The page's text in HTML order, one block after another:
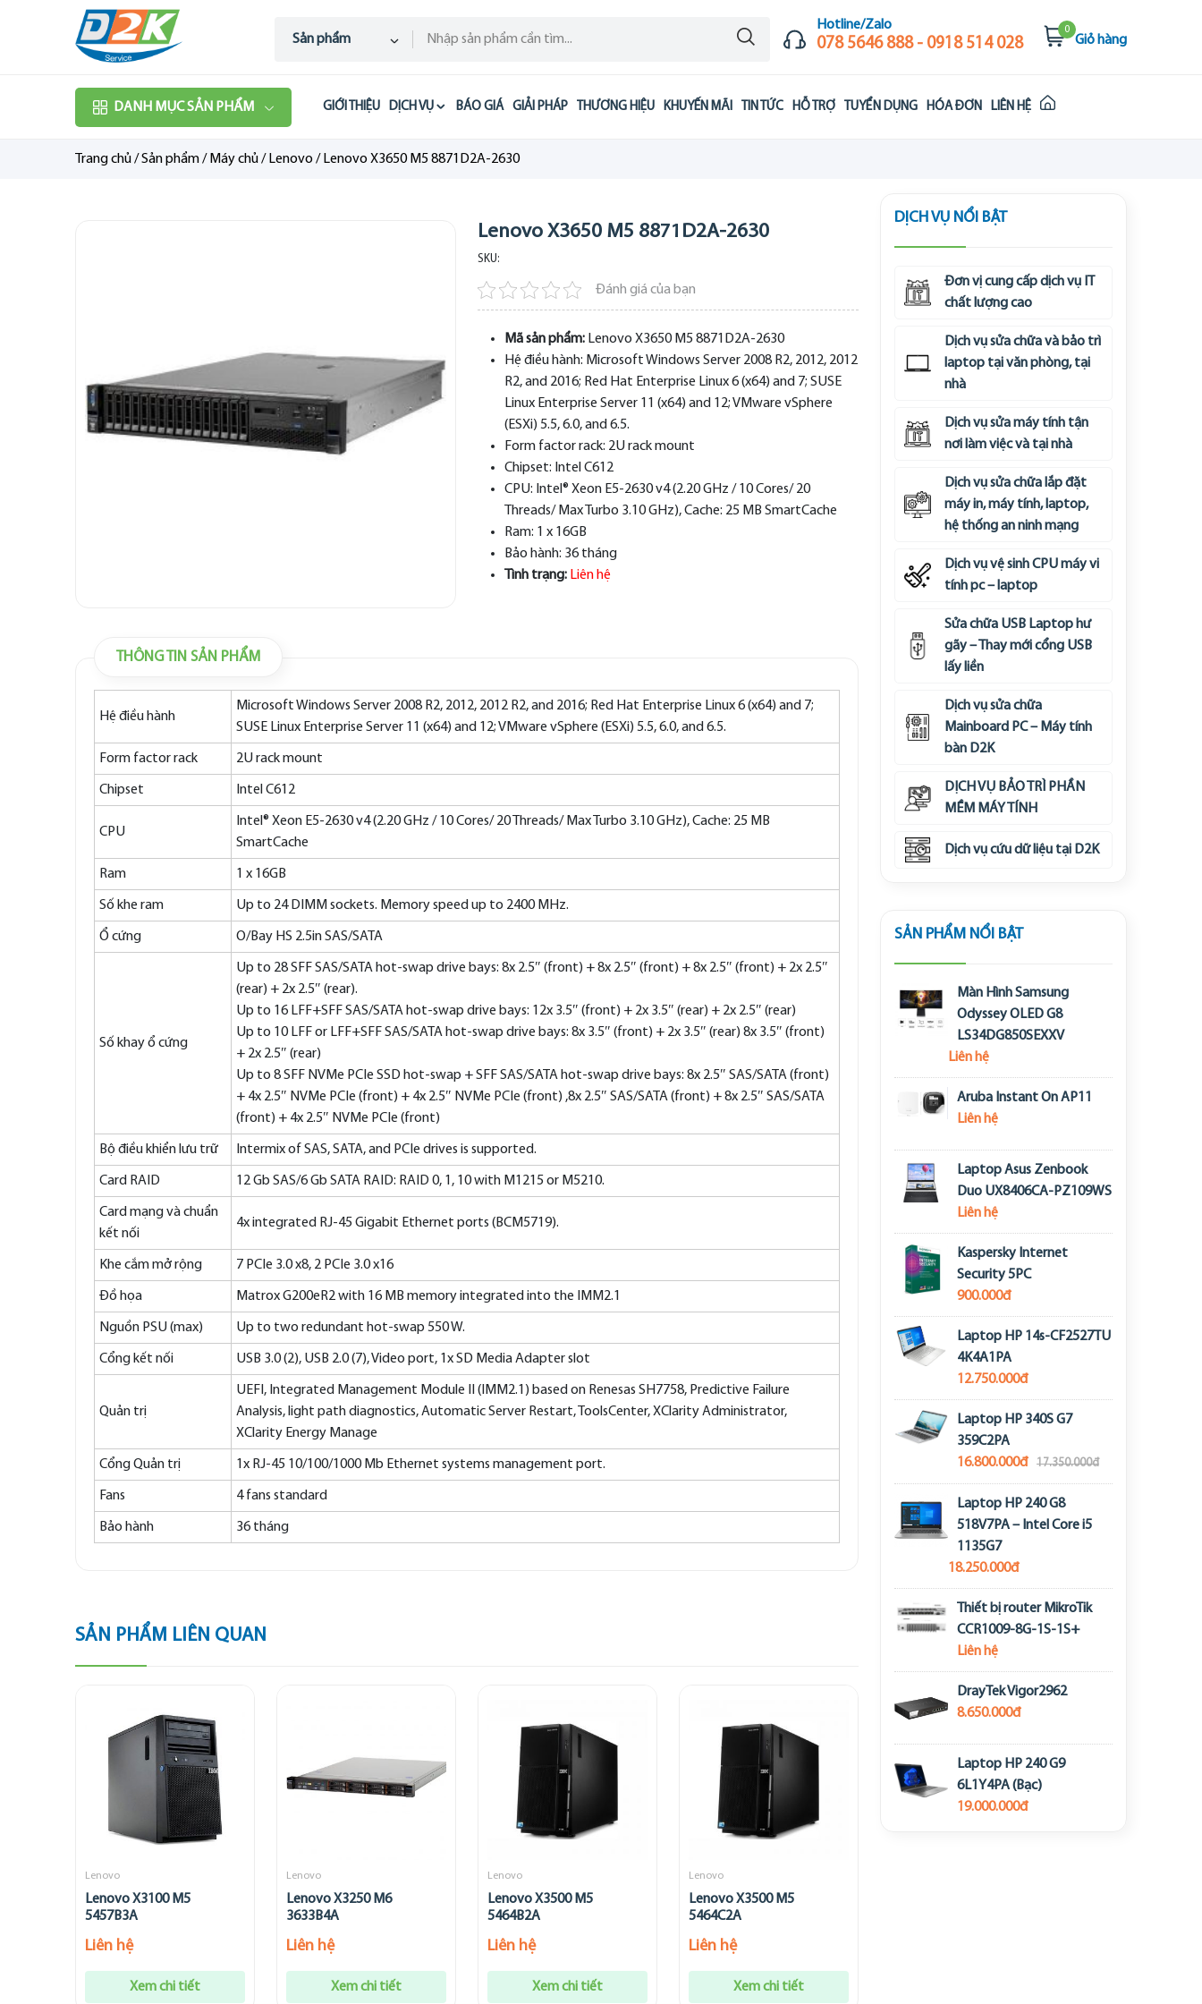
Sản phẩm
Hotline/Zalo
078 5646 888 - 0918 514 028
0
Giỏ hàng
DANH MỤC SẢN PHẨM GIỚI THIỆU DỊCH VỤ BÁO GIÁ GIẢI PHÁP THƯƠNG HIỆU KHUYẾN MÃI TIN TỨC HỖ TRỢ TUYỂN DỤNG HÓA ĐƠN LIÊN HỆ
Trang chủ/Sản phẩm/ Máy chủ/ Lenovo / Lenovo X3650 M5 8871D2A-2630
Lenovo X3650 M5 8871D2A-2630
SKU:
Đánh giá của bạn
Mã sản phẩm: Lenovo X3650 M5 8871D2A-2630
Hệ điều hành: Microsoft Windows Server 2008 R2, 2012, 2012
R2, and 2016; Red Hat Enterprise Linux 6 (x64) and 7; SUSE
Linux Enterprise Server 11 (x64) and 12; VMware vSphere
(ESXi) 5.5, 6.0, and 6.5.
Form factor rack: 2U rack mount
Chipset: Intel C612
CPU: Intel® Xeon E5-2630 v4 (2.20 GHz / 10 Cores/ 20
Threads/ Max Turbo 3.10 GHz), Cache: 25 MB SmartCache
Ram: 1 x 16GB
Bảo hành: 36 tháng
Tình trạng: Liên hệ
THÔNG TIN SẢN PHẨM
Hệ điều hành
Microsoft Windows Server 2008 R2, 2012, 2012 R2, and 2016; Red Hat Enterprise Linux 6 (x64) and 7;
SUSE Linux Enterprise Server 11 (x64) and 12; VMware vSphere (ESXi) 5.5, 6.0, and 6.5.
Form factor rack 2U rack mount
Chipset Intel C612
CPU
Intel® Xeon E5-2630 v4 (2.20 GHz / 10 Cores/ 20 Threads/ Max Turbo 3.10 GHz), Cache: 25 MB
SmartCache
Ram 1 x 16GB
Số khe ram Up to 24 DIMM sockets. Memory speed up to 2400 MHz.
Ổ cứng O/Bay HS 2.5in SAS/SATA
Số khay ổ cứng
Up to 28 SFF SAS/SATA hot-swap drive bays: 8x 2.5″ (front) + 8x 2.5″ (front) + 8x 2.5″ (front) + 2x 2.5″
(rear) + 2x 2.5″ (rear).
Up to 16 LFF+SFF SAS/SATA hot-swap drive bays: 12x 3.5″ (front) + 2x 3.5″ (rear) + 2x 2.5″ (rear)
Up to 10 LFF or LFF+SFF SAS/SATA hot-swap drive bays: 8x 3.5″ (front) + 2x 3.5″ (rear) 8x 3.5″ (front)
+ 2x 2.5″ (rear)
Up to 8 SFF NVMe PCIe SSD hot-swap + SFF SAS/SATA hot-swap drive bays: 8x 2.5″ SAS/SATA (front)
+ 4x 2.5″ NVMe PCIe (front) + 4x 2.5″ NVMe PCIe (front) ,8x 2.5″ SAS/SATA (front) + 8x 2.5″ SAS/SATA
(front) + 4x 2.5″ NVMe PCIe (front)
Bộ điều khiển lưu trữ Intermix of SAS, SATA, and PCIe drives is supported.
Card RAID 12 Gb SAS/6 Gb SATA RAID: RAID 0, 1, 10 with M1215 or M5210.
Card mạng và chuẩn
kết nối
4x integrated RJ-45 Gigabit Ethernet ports (BCM5719).
Khe cắm mở rộng 7 PCIe 3.0 x8, 2 PCIe 3.0 x16
Đồ họa Matrox G200eR2 with 16 MB memory integrated into the IMM2.1
Nguồn PSU (max) Up to two redundant hot-swap 550 W.
Cổng kết nối USB 3.0 (2), USB 2.0 (7), Video port, 1x SD Media Adapter slot
Quản trị
UEFI, Integrated Management Module II (IMM2.1) based on Renesas SH7758, Predictive Failure
Analysis, light path diagnostics, Automatic Server Restart, ToolsCenter, XClarity Administrator,
XClarity Energy Manage
Cổng Quản trị 1x RJ-45 10/100/1000 Mb Ethernet systems management port.
Fans 4 fans standard
Bảo hành 36 tháng
SẢN PHẨM LIÊN QUAN
Lenovo
Lenovo X3100 M5
5457B3A
Liên hệ
Xem chi tiết
Lenovo
Lenovo X3250 M6
3633B4A
Liên hệ
Xem chi tiết
Lenovo
Lenovo X3500 M5
5464B2A
Liên hệ
Xem chi tiết
Lenovo
Lenovo X3500 M5
5464C2A
Liên hệ
Xem chi tiết
DỊCH VỤ NỔI BẬT
Đơn vị cung cấp dịch vụ IT
chất lượng cao
Dịch vụ sửa chữa và bảo trì
laptop tại văn phòng, tại
nhà
Dịch vụ sửa máy tính tận
nơi làm việc và tại nhà
Dịch vụ sửa chữa lắp đặt
máy in, máy tính, laptop,
hệ thống an ninh mạng
Dịch vụ vệ sinh CPU máy vi
tính pc – laptop
Sửa chữa USB Laptop hư
gãy – Thay mới cổng USB
lấy liền
Dịch vụ sửa chữa
Mainboard PC – Máy tính
bàn D2K
DỊCH VỤ BẢO TRÌ PHẦN
MỀM MÁY TÍNH
Dịch vụ cứu dữ liệu tại D2K
SẢN PHẨM NỔI BẬT
Màn Hình Samsung
Odyssey OLED G8
LS34DG850SEXXV
Liên hệ
Aruba Instant On AP11
Liên hệ
Laptop Asus Zenbook
Duo UX8406CA-PZ109WS
Liên hệ
Kaspersky Internet
Security 5PC
900.000đ
Laptop HP 14s-CF2527TU
4K4A1PA
12.750.000đ
Laptop HP 340S G7
359C2PA
16.800.000đ
17.350.000đ
Laptop HP 240 G8
518V7PA – Intel Core i5
1135G7
18.250.000đ
Thiết bị router MikroTik
CCR1009-8G-1S-1S+
Liên hệ
DrayTek Vigor2962
8.650.000đ
Laptop HP 240 G9
6L1Y4PA (Bạc)
19.000.000đ